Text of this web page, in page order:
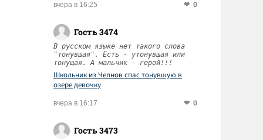
вчера в 16:25 0
Гость 3474
В русском языке нет такого слова
"тонувшая". Есть - утонувшая или
тонущая. А мальчик - герой!!!
Школьник из Челнов спас тонувшую в
озере девочку
вчера в 16:17 0
Гость 3473